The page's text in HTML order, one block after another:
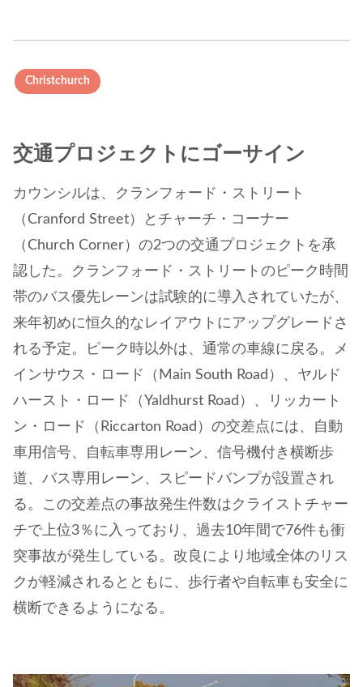
Christchurch
交通プロジェクトにゴーサイン
カウンシルは、クランフォード・ストリート
（Cranford Street）とチャーチ・コーナー
（Church Corner）の2つの交通プロジェクトを承
認した。クランフォード・ストリートのピーク時間
帯のバス優先レーンは試験的に導入されていたが、
来年初めに恒久的なレイアウトにアップグレードさ
れる予定。ピーク時以外は、通常の車線に戻る。メ
インサウス・ロード（Main South Road）、ヤルド
ハースト・ロード（Yaldhurst Road）、リッカート
ン・ロード（Riccarton Road）の交差点には、自動
車用信号、自転車専用レーン、信号機付き横断歩
道、バス専用レーン、スピードバンプが設置され
る。この交差点の事故発生件数はクライストチャー
チで上位3％に入っており、過去10年間で76件も衝
突事故が発生している。改良により地域全体のリス
クが軽減されるとともに、歩行者や自転車も安全に
横断できるようになる。